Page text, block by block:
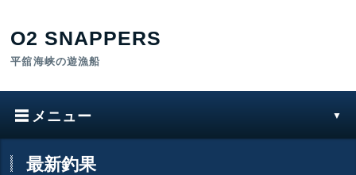
最新釣果